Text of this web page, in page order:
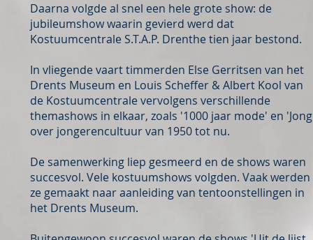
Daarna volgde al snel een hele grote show: de
jubileumshow waarin gevierd werd dat
Kostuumcentrale S.T.A.P. Drenthe tien jaar bestond.
In vliegende vaart timmerden Else Gerritsen van het
Drents Museum en Louis Scheffer & Albert Kool van
de Kostuumcentrale vervolgens verschillende
themashows in elkaar, zoals '1000 jaar mode' en
over jongerencultuur van 1950 tot nu.
De samenwerking liep gesmeerd en de shows waren
succesvol. Vele kostuumshows volgden. Vaak werden
ze gemaakt naar aanleiding van tentoonstellingen in
het Drents Museum.